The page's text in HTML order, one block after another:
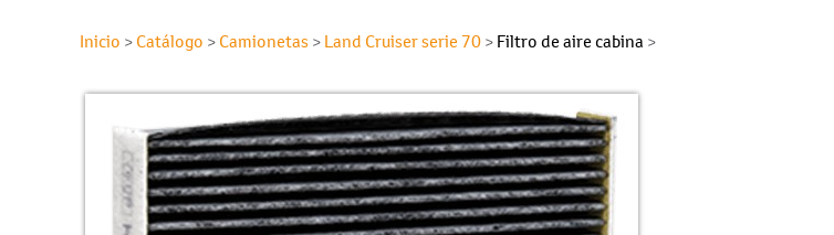
Inicio > Catálogo > Camionetas > Land Cruiser serie 70 > Filtro de aire cabina >